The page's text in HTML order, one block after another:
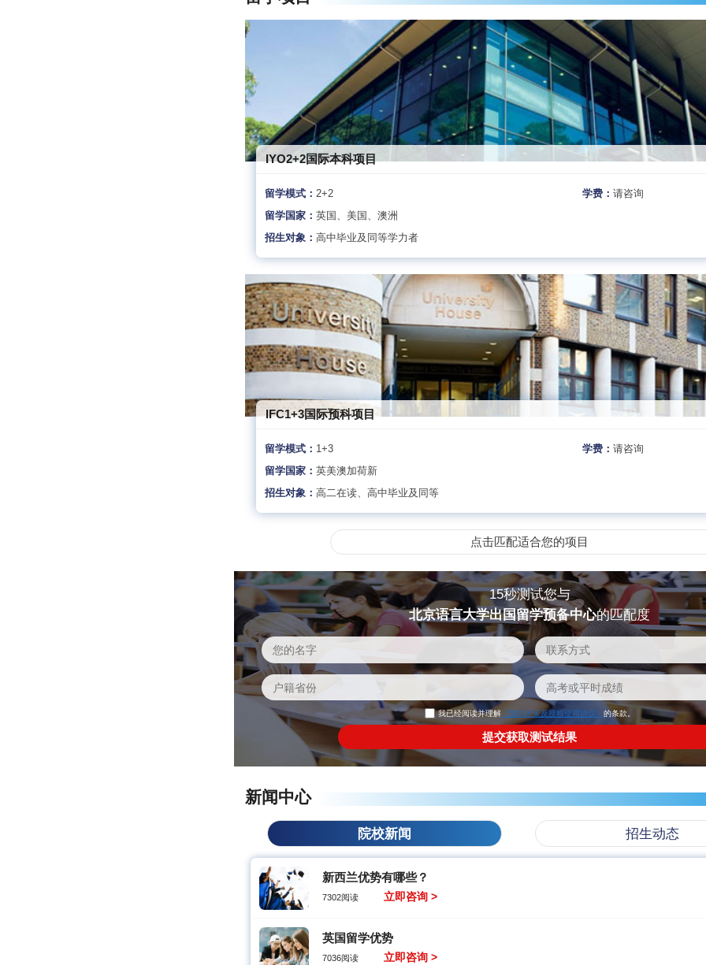
IYO2+2国际本科项目
留学模式：2+2 学费：请咨询
留学国家：英国、美国、澳洲
招生对象： 高中毕业及同等学力者
IFC1+3国际预科项目
留学模式： 1+3 学费：请咨询
留学国家：英美澳加荷新
招生对象： 高二在读、高中毕业及同等
点击匹配适合您的项目
15秒测试您与
北京语言大学出国留学预备中心的匹配度
我已经阅读并理解《隐私政策及授权使用协议》 的条款。
新闻中心
院校新闻 招生动态
新西兰优势有哪些？
7302阅读 立即咨询 >
英国留学优势
7036阅读 立即咨询 >